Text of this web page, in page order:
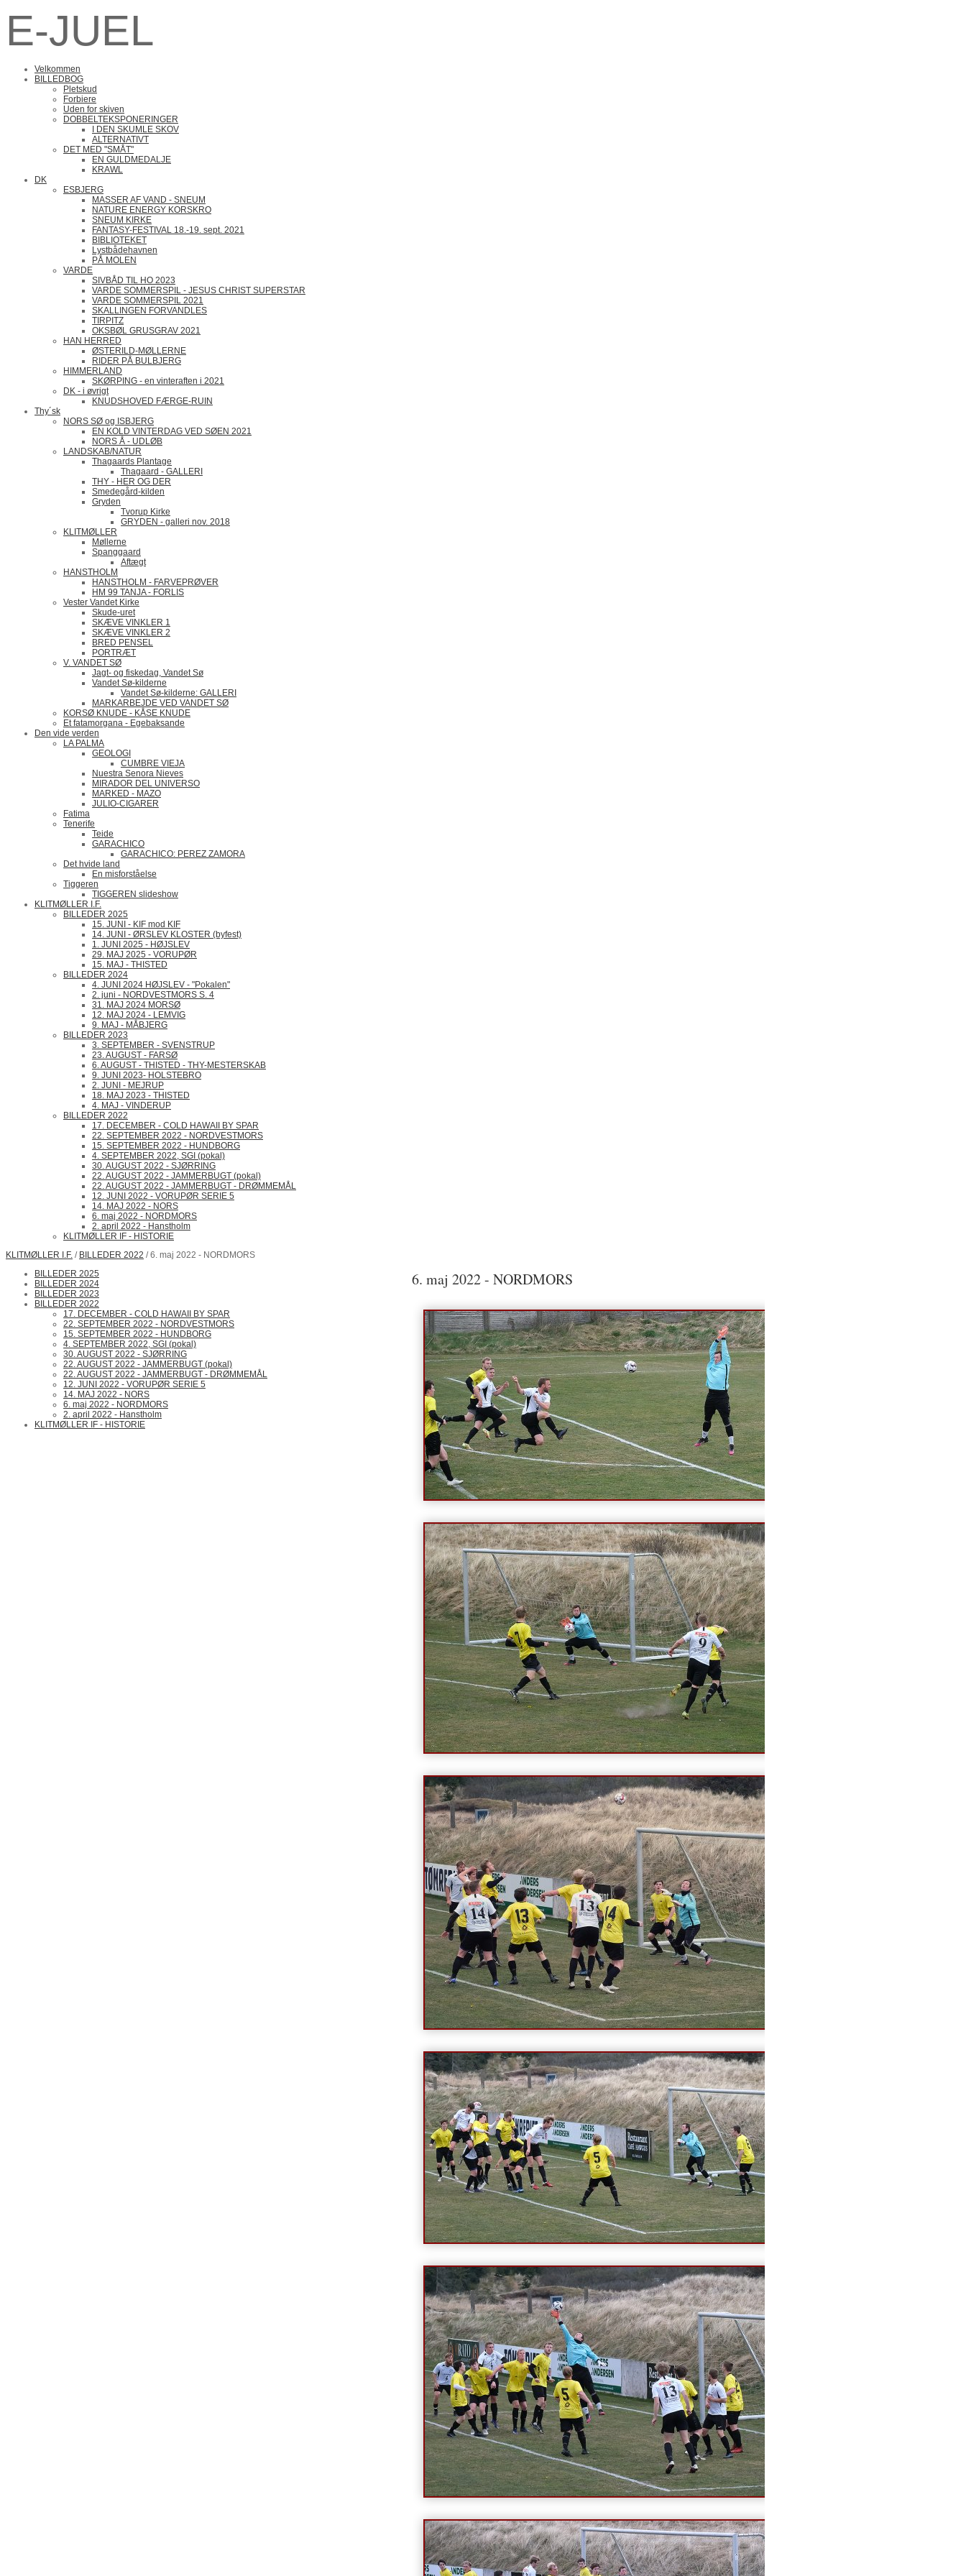
E-JUEL
Velkommen
BILLEDBOG
Pletskud
Forbiere
Uden for skiven
DOBBELTEKSPONERINGER
I DEN SKUMLE SKOV
ALTERNATIVT
DET MED "SMÅT"
EN GULDMEDALJE
KRAWL
DK
ESBJERG
MASSER AF VAND - SNEUM
NATURE ENERGY KORSKRO
SNEUM KIRKE
FANTASY-FESTIVAL 18.-19. sept. 2021
BIBLIOTEKET
Lystbådehavnen
PÅ MOLEN
VARDE
SIVBÅD TIL HO 2023
VARDE SOMMERSPIL - JESUS CHRIST SUPERSTAR
VARDE SOMMERSPIL 2021
SKALLINGEN FORVANDLES
TIRPITZ
OKSBØL GRUSGRAV 2021
HAN HERRED
ØSTERILD-MØLLERNE
RIDER PÅ BULBJERG
HIMMERLAND
SKØRPING - en vinteraften i 2021
DK - i øvrigt
KNUDSHOVED FÆRGE-RUIN
Thy´sk
NORS SØ og ISBJERG
EN KOLD VINTERDAG VED SØEN 2021
NORS Å - UDLØB
LANDSKAB/NATUR
Thagaards Plantage
Thagaard - GALLERI
THY - HER OG DER
Smedegård-kilden
Gryden
Tvorup Kirke
GRYDEN - galleri nov. 2018
KLITMØLLER
Møllerne
Spanggaard
Aftægt
HANSTHOLM
HANSTHOLM - FARVEPRØVER
HM 99 TANJA - FORLIS
Vester Vandet Kirke
Skude-uret
SKÆVE VINKLER 1
SKÆVE VINKLER 2
BRED PENSEL
PORTRÆT
V. VANDET SØ
Jagt- og fiskedag, Vandet Sø
Vandet Sø-kilderne
Vandet Sø-kilderne: GALLERI
MARKARBEJDE VED VANDET SØ
KORSØ KNUDE - KÅSE KNUDE
Et fatamorgana - Egebaksande
Den vide verden
LA PALMA
GEOLOGI
CUMBRE VIEJA
Nuestra Senora Nieves
MIRADOR DEL UNIVERSO
MARKED - MAZO
JULIO-CIGARER
Fatima
Tenerife
Teide
GARACHICO
GARACHICO: PEREZ ZAMORA
Det hvide land
En misforståelse
Tiggeren
TIGGEREN slideshow
KLITMØLLER I.F.
BILLEDER 2025
15. JUNI - KIF mod KIF
14. JUNI - ØRSLEV KLOSTER (byfest)
1. JUNI 2025 - HØJSLEV
29. MAJ 2025 - VORUPØR
15. MAJ - THISTED
BILLEDER 2024
4. JUNI 2024 HØJSLEV - "Pokalen"
2. juni - NORDVESTMORS S. 4
31. MAJ 2024 MORSØ
12. MAJ 2024 - LEMVIG
9. MAJ - MÅBJERG
BILLEDER 2023
3. SEPTEMBER - SVENSTRUP
23. AUGUST - FARSØ
6. AUGUST - THISTED - THY-MESTERSKAB
9. JUNI 2023- HOLSTEBRO
2. JUNI - MEJRUP
18. MAJ 2023 - THISTED
4. MAJ - VINDERUP
BILLEDER 2022
17. DECEMBER - COLD HAWAII BY SPAR
22. SEPTEMBER 2022 - NORDVESTMORS
15. SEPTEMBER 2022 - HUNDBORG
4. SEPTEMBER 2022, SGI (pokal)
30. AUGUST 2022 - SJØRRING
22. AUGUST 2022 - JAMMERBUGT (pokal)
22. AUGUST 2022 - JAMMERBUGT - DRØMMEMÅL
12. JUNI 2022 - VORUPØR SERIE 5
14. MAJ 2022 - NORS
6. maj 2022 - NORDMORS
2. april 2022 - Hanstholm
KLITMØLLER IF - HISTORIE
KLITMØLLER I.F. / BILLEDER 2022 / 6. maj 2022 - NORDMORS
BILLEDER 2025
BILLEDER 2024
BILLEDER 2023
BILLEDER 2022
17. DECEMBER - COLD HAWAII BY SPAR
22. SEPTEMBER 2022 - NORDVESTMORS
15. SEPTEMBER 2022 - HUNDBORG
4. SEPTEMBER 2022, SGI (pokal)
30. AUGUST 2022 - SJØRRING
22. AUGUST 2022 - JAMMERBUGT (pokal)
22. AUGUST 2022 - JAMMERBUGT - DRØMMEMÅL
12. JUNI 2022 - VORUPØR SERIE 5
14. MAJ 2022 - NORS
6. maj 2022 - NORDMORS
2. april 2022 - Hanstholm
KLITMØLLER IF - HISTORIE
6. maj 2022 - NORDMORS